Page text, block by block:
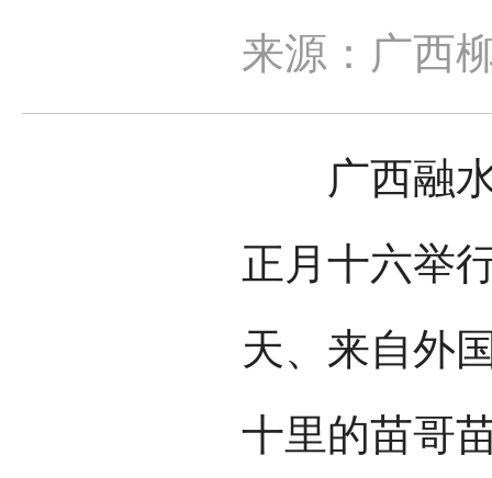
来源：广西
广西融水
正月十六举
天、来自外
十里的苗哥